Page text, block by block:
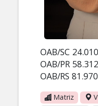
OAB/SC 24.010
OAB/PR 58.312
OAB/RS
Matriz